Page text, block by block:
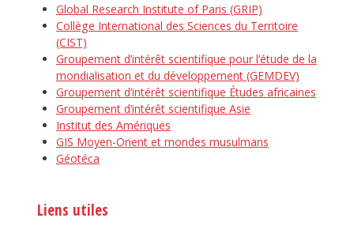
Global Research Institute of Paris (GRIP)
Collège International des Sciences du Territoire
(CIST)
Groupement d’intérêt scientifique pour l’étude de la
mondialisation et du développement (GEMDEV)
Groupement d’intérêt scientifique Études africaines
Groupement d’intérêt scientifique Asie
Institut des Amériques
GIS Moyen-Orient et mondes musulmans
Géotéca
Liens utiles